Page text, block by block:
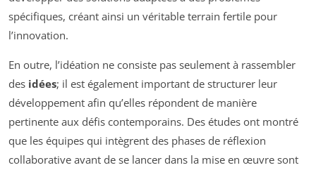
spécifiques, créant ainsi un véritable terrain fertile pour
l’innovation.
En outre, l’idéation ne consiste pas seulement à rassembler
des idées; il est également important de structurer leur
développement afin qu’elles répondent de manière
pertinente aux défis contemporains. Des études ont montré
que les équipes qui intègrent des phases de réflexion
collaborative avant de se lancer dans la mise en œuvre sont